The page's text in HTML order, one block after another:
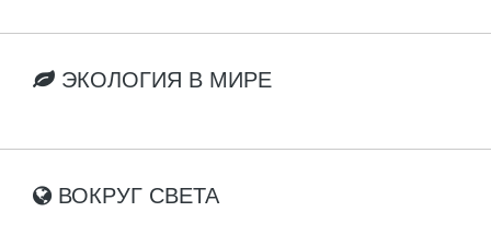
ЭКОЛОГИЯ В МИРЕ
ВОКРУГ СВЕТА